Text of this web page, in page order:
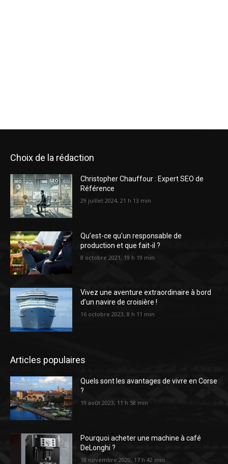
Choix de la rédaction
Christopher Chauffour : Expert SEO de
Référence
29 juillet 2024, 21 h 13 min
Qu’est-ce qu’un responsable de
production et que fait-il ?
8 octobre 2021, 19 h 19 min
Vivez une aventure extraordinaire à bord
d’un navire de croisière !
16 octobre 2023, 8 h 11 min
Articles populaires
Quels sont les avantages de vivre en Corse
?
19 août 2023, 11 h 58 min
Pourquoi acheter une machine à café
DeLonghi ?
18 novembre 2020, 17 h 42 min